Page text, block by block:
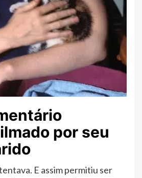
por seu
E assim permitiu ser